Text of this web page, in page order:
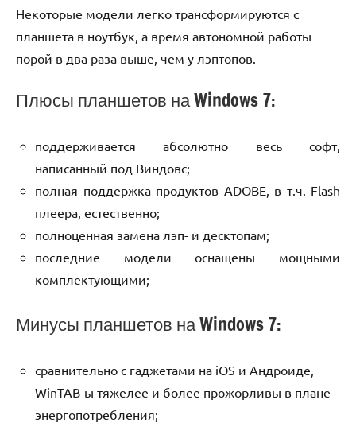
Некоторые модели легко трансформируются с
планшета в ноутбук, а время автономной работы
порой в два раза выше, чем у лэптопов.
Плюсы планшетов на Windows 7:
поддерживается абсолютно весь софт,
написанный под Виндовс;
полная поддержка продуктов ADOBE, в т.ч. Flash
плеера, естественно;
полноценная замена лэп- и десктопам;
последние модели оснащены мощными
комплектующими;
Минусы планшетов на Windows 7:
сравнительно с гаджетами на iOS и Андроиде,
WinTAB-ы тяжелее и более прожорливы в плане
энергопотребления;